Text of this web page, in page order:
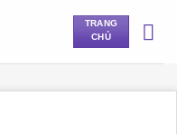
TRANG
CHỦ